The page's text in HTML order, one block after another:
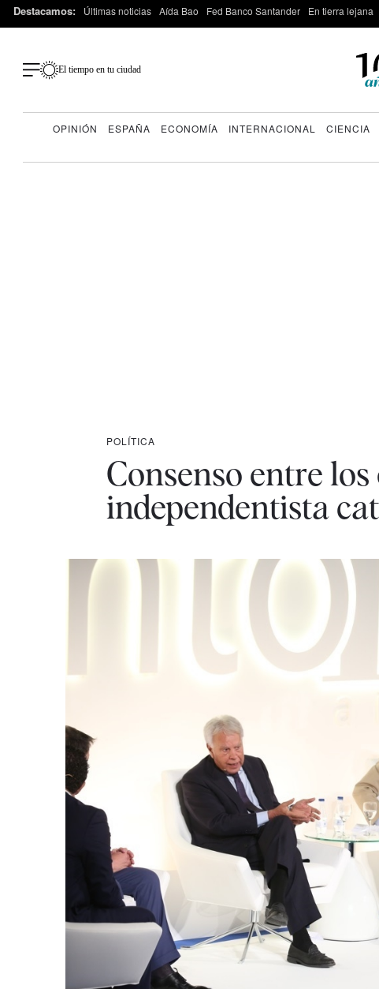
Destacamos: Últimas noticias Aída Bao Fed Banco Santander En tierra lejana
El tiempo en tu ciudad
OPINIÓN ESPAÑA ECONOMÍA INTERNACIONAL CIENCIA
POLÍTICA
Consenso entre
independentista